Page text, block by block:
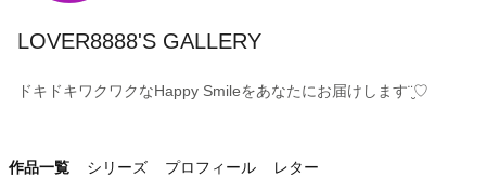
LOVER8888'S GALLERY
ドキドキワクワクなHappy Smileをあなたにお届けします¨̮♡
作品一覧 シリーズ プロフィール レター